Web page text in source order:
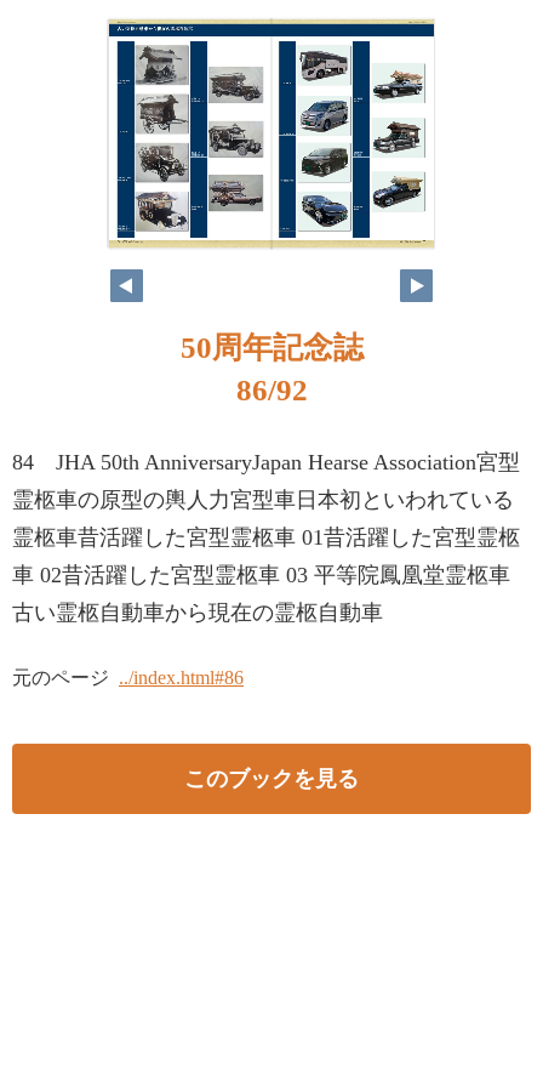
50周年記念誌
86/92
84 JHA 50th AnniversaryJapan Hearse Association宮型
霊柩車の原型の輿人力宮型車日本初といわれている
霊柩車昔活躍した宮型霊柩車 01昔活躍した宮型霊柩
車 02昔活躍した宮型霊柩車 03 平等院鳳凰堂霊柩車
古い霊柩自動車から現在の霊柩自動車
元のページ ../index.html#86
このブックを見る